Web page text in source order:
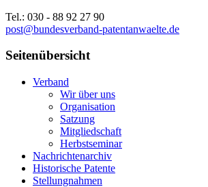
Tel.: 030 - 88 92 27 90
post@bundesverband-patentanwaelte.de
Seitenübersicht
Verband
Wir über uns
Organisation
Satzung
Mitgliedschaft
Herbstseminar
Nachrichtenarchiv
Historische Patente
Stellungnahmen